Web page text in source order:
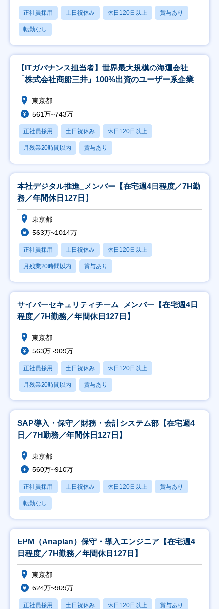
正社員採用 土日祝休み 休日120日以上 賞与あり
転勤なし
【ITガバナンス担当者】世界最大規模の海運会社
「株式会社商船三井」100%出資のユーザー系企業
東京都
561万~743万
正社員採用 土日祝休み 休日120日以上
月残業20時間以内 賞与あり
本社デジタル推進_メンバー【在宅週4日程度／7H勤
務／年間休日127日】
東京都
563万~1014万
正社員採用 土日祝休み 休日120日以上
月残業20時間以内 賞与あり
サイバーセキュリティチーム_メンバー【在宅週4日
程度／7H勤務／年間休日127日】
東京都
563万~909万
正社員採用 土日祝休み 休日120日以上
月残業20時間以内 賞与あり
SAP導入・保守／財務・会計システム部【在宅週4
日／7H勤務／年間休日127日】
東京都
560万~910万
正社員採用 土日祝休み 休日120日以上 賞与あり
転勤なし
EPM（Anaplan）保守・導入エンジニア【在宅週4
日程度／7H勤務／年間休日127日】
東京都
624万~909万
正社員採用 土日祝休み 休日120日以上 賞与あり